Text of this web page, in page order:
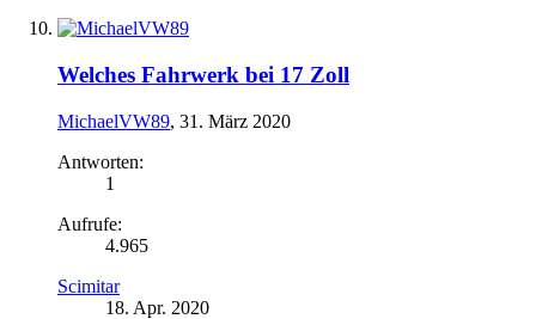
Welches Fahrwerk bei 17 Zoll
MichaelVW89, 31. März 2020
Antworten:
1
Aufrufe:
4.965
Scimitar
18. Apr. 2020